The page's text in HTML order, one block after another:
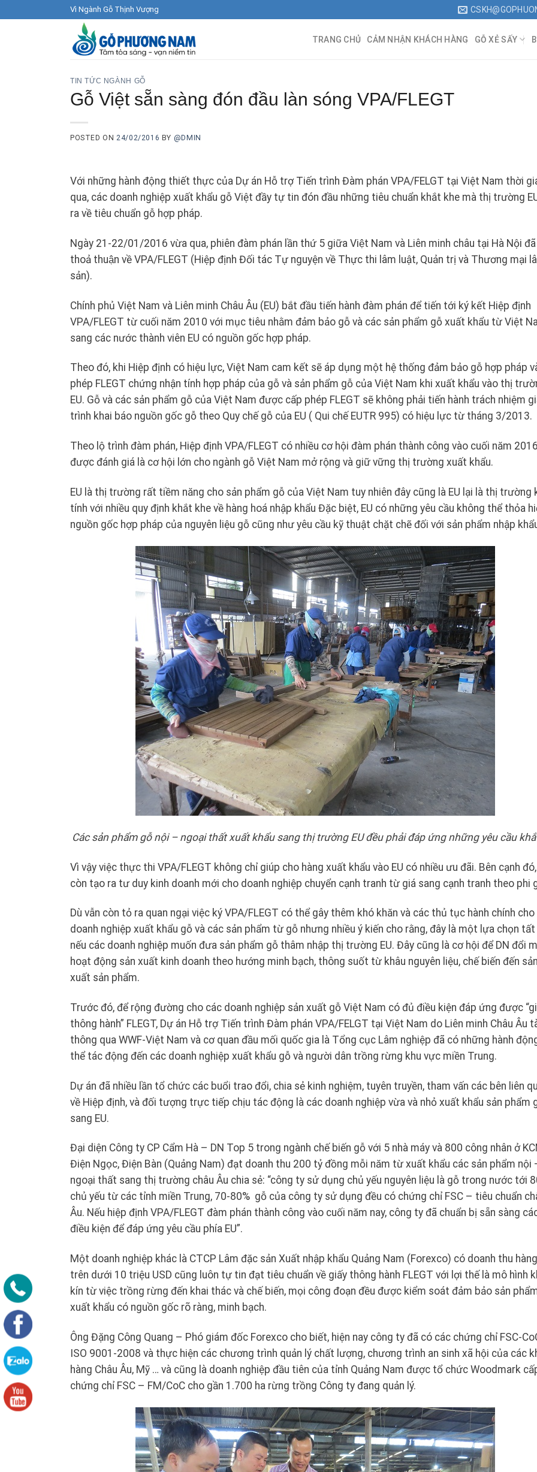
Vì Ngành Gỗ Thịnh Vượng
TRANG CHỦ CẢM NHẬN KHÁCH HÀNG GỖ XẺ SẤY
TIN TỨC NGÀNH GỖ
Gỗ Việt sẵn sàng đón đầu làn sóng VPA/FLEGT
POSTED ON24/02/2016 BY @DMIN
Với những hành động thiết thực của Dự án Hỗ trợ Tiến trình Đàm phán VPA/FELGT tại Việt Nam thời
qua, các doanh nghiệp xuất khẩu gỗ Việt đầy tự tin đón đầu những tiêu chuẩn khắt khe mà thị trường
ra về tiêu chuẩn gỗ hợp pháp.
Ngày 21-22/01/2016 vừa qua, phiên đàm phán lần thứ 5 giữa Việt Nam và Liên minh châu tại Hà Nội
thoả thuận về VPA/FLEGT (Hiệp định Đối tác Tự nguyện về Thực thi lâm luật, Quản trị và Thương mại
sản).
Chính phủ Việt Nam và Liên minh Châu Âu (EU) bắt đầu tiến hành đàm phán để tiến tới ký kết Hiệp định
VPA/FLEGT từ cuối năm 2010 với mục tiêu nhằm đảm bảo gỗ và các sản phẩm gỗ xuất khẩu từ Việt
sang các nước thành viên EU có nguồn gốc hợp pháp.
Theo đó, khi Hiệp định có hiệu lực, Việt Nam cam kết sẽ áp dụng một hệ thống đảm bảo gỗ hợp pháp
phép FLEGT chứng nhận tính hợp pháp của gỗ và sản phẩm gỗ của Việt Nam khi xuất khẩu vào thị
EU. Gỗ và các sản phẩm gỗ của Việt Nam được cấp phép FLEGT sẽ không phải tiến hành trách nhiệm
trình khai báo nguồn gốc gỗ theo Quy chế gỗ của EU ( Qui chế EUTR 995) có hiệu lực từ tháng 3/2013.
Theo lộ trình đàm phán, Hiệp định VPA/FLEGT có nhiều cơ hội đàm phán thành công vào cuối năm 2016
được đánh giá là cơ hội lớn cho ngành gỗ Việt Nam mở rộng và giữ vững thị trường xuất khẩu.
EU là thị trường rất tiềm năng cho sản phẩm gỗ của Việt Nam tuy nhiên đây cũng là EU lại là thị trường
tính với nhiều quy định khắt khe về hàng hoá nhập khẩu Đặc biệt, EU có những yêu cầu không thể thỏa
nguồn gốc hợp pháp của nguyên liệu gỗ cũng như yêu cầu kỹ thuật chặt chẽ đối với sản phẩm nhập
Các sản phẩm gỗ nội – ngoại thất xuất khẩu sang thị trường EU đều phải đáp ứng những yêu cầu
Vì vậy việc thực thi VPA/FLEGT không chỉ giúp cho hàng xuất khẩu vào EU có nhiều ưu đãi. Bên cạnh
còn tạo ra tư duy kinh doanh mới cho doanh nghiệp chuyển cạnh tranh từ giá sang cạnh tranh theo phi
Dù vẫn còn tỏ ra quan ngại việc ký VPA/FLEGT có thể gây thêm khó khăn và các thủ tục hành chính
doanh nghiệp xuất khẩu gỗ và các sản phẩm từ gỗ nhưng nhiều ý kiến cho rằng, đây là một lựa chọn tất
nếu các doanh nghiệp muốn đưa sản phẩm gỗ thâm nhập thị trường EU. Đây cũng là cơ hội để DN đổi
hoạt động sản xuất kinh doanh theo hướng minh bạch, thông suốt từ khâu nguyên liệu, chế biến đến sản
xuất sản phẩm.
Trước đó, để rộng đường cho các doanh nghiệp sản xuất gỗ Việt Nam có đủ điều kiện đáp ứng được
thông hành” FLEGT, Dự án Hỗ trợ Tiến trình Đàm phán VPA/FELGT tại Việt Nam do Liên minh Châu Âu
thông qua WWF-Việt Nam và cơ quan đầu mối quốc gia là Tổng cục Lâm nghiệp đã có những hành
thể tác động đến các doanh nghiệp xuất khẩu gỗ và người dân trồng rừng khu vực miền Trung.
Dự án đã nhiều lần tổ chức các buổi trao đổi, chia sẻ kinh nghiệm, tuyên truyền, tham vấn các bên liên
về Hiệp định, và đối tượng trực tiếp chịu tác động là các doanh nghiệp vừa và nhỏ xuất khẩu sản phẩm
sang EU.
Đại diện Công ty CP Cẩm Hà – DN Top 5 trong ngành chế biến gỗ với 5 nhà máy và 800 công nhân ở
Điện Ngọc, Điện Bàn (Quảng Nam) đạt doanh thu 200 tỷ đồng mỗi năm từ xuất khẩu các sản phẩm nội
ngoại thất sang thị trường châu Âu chia sẻ: “công ty sử dụng chủ yếu nguyên liệu là gỗ trong nước tới
chủ yếu từ các tỉnh miền Trung, 70-80% gỗ của công ty sử dụng đều có chứng chỉ FSC – tiêu chuẩn
Âu. Nếu hiệp định VPA/FLEGT đàm phán thành công vào cuối năm nay, công ty đã chuẩn bị sẵn sàng
điều kiện để đáp ứng yêu cầu phía EU”.
Một doanh nghiệp khác là CTCP Lâm đặc sản Xuất nhập khẩu Quảng Nam (Forexco) có doanh thu
trên dưới 10 triệu USD cũng luôn tự tin đạt tiêu chuẩn về giấy thông hành FLEGT với lợi thế là mô hình
kín từ việc trồng rừng đến khai thác và chế biến, mọi công đoạn đều được kiểm soát đảm bảo sản
xuất khẩu có nguồn gốc rõ ràng, minh bạch.
Ông Đặng Công Quang – Phó giám đốc Forexco cho biết, hiện nay công ty đã có các chứng chỉ FSC-
ISO 9001-2008 và thực hiện các chương trình quản lý chất lượng, chương trình an sinh xã hội của các
hàng Châu Âu, Mỹ … và cũng là doanh nghiệp đầu tiên của tỉnh Quảng Nam được tổ chức Woodmark
chứng chỉ FSC – FM/CoC cho gần 1.700 ha rừng trồng Công ty đang quản lý.